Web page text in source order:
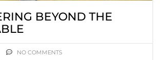
BEYOND THE
NO COMMENTS